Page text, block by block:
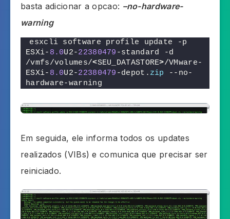
basta adicionar a opcao: –no-hardware-
warning
esxcli software profile update -p
ESXi- 8.0U2-22380479 -standard -d
/vmfs/volumes/<SEU_DATASTORE>/VMware-
ESXi- 8.0U2-22380479 -depot. zip
--no-
hardware-warning
Em seguida, ele informa todos os updates
realizados (VIBs) e comunica que precisar ser
reiniciado.